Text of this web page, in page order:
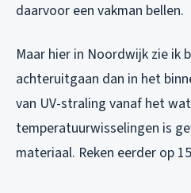
daarvoor een vakman bellen.
Maar hier in Noordwijk zie ik
achteruitgaan dan in het
van UV-straling vanaf het
temperatuurwisselingen is
materiaal. Reken eerder op